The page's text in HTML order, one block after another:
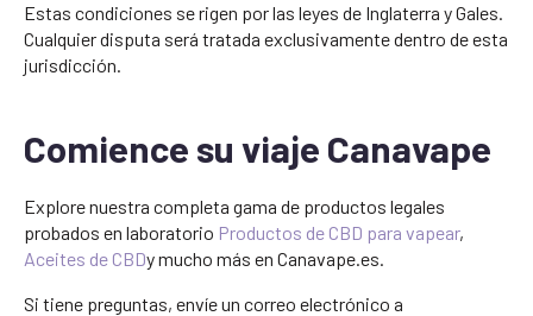
Estas condiciones se rigen por las leyes de Inglaterra y Gales.
Cualquier disputa será tratada exclusivamente dentro de esta
jurisdicción.
Comience su viaje Canavape
Explore nuestra completa gama de productos legales
probados en laboratorio Productos de CBD para vapear,
Aceites de CBDy mucho más en Canavape.es.
Si tiene preguntas, envíe un correo electrónico a